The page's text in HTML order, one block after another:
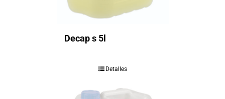
Decap s 5l
Detalles